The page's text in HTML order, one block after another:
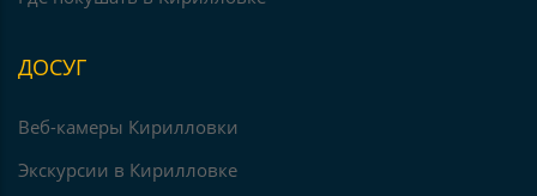
ДОСУГ
Веб-камеры Кирилловки
Экскурсии в Кирилловке